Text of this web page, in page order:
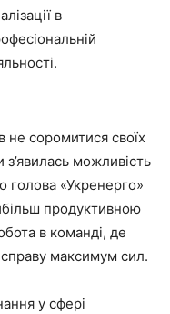
в
не соромитися своїх
можливість
голова «Укренерго»
продуктивною
в команді, де
максимум сил.
у сфері